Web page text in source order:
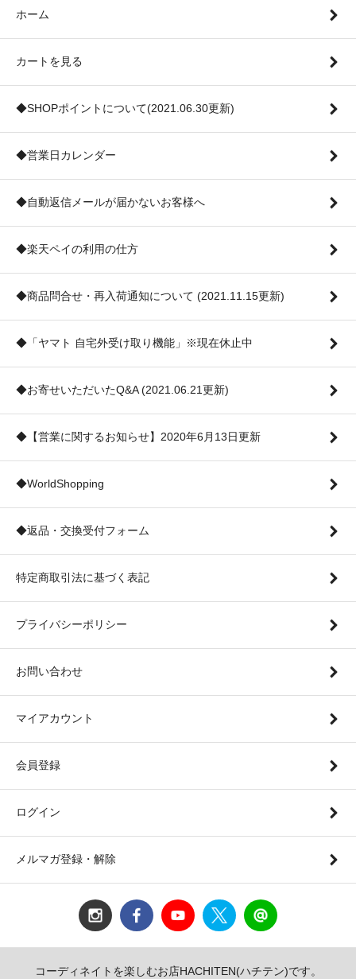
ホーム
カートを見る
◆SHOPポイントについて(2021.06.30更新)
◆営業日カレンダー
◆自動返信メールが届かないお客様へ
◆楽天ペイの利用の仕方
◆商品問合せ・再入荷通知について (2021.11.15更新)
◆「ヤマト 自宅外受け取り機能」※現在休止中
◆お寄せいただいたQ&A (2021.06.21更新)
◆【営業に関するお知らせ】2020年6月13日更新
◆WorldShopping
◆返品・交換受付フォーム
特定商取引法に基づく表記
プライバシーポリシー
お問い合わせ
マイアカウント
会員登録
ログイン
メルマガ登録・解除
コーディネイトを楽しむお店HACHITEN(ハチテン)です。